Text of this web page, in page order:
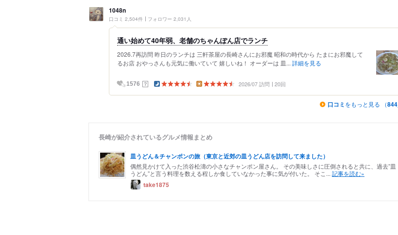
1048n
口コミ 2,504件 フォロワー 2,031人
通い始めて40年弱、老舗のちゃんぽん店でランチ
2026.7再訪問 昨日のランチは 三軒茶屋の長崎さんにお邪魔 昭和の時代から たまにお邪魔して
るお店 おやっさんも元気に働いていて 嬉しいね！ オーダーは 皿... 詳細を見る
1576 ？ 2026/07 訪問 20回
口コミ をもっと見る （844
長崎が紹介されているグルメ情報まとめ
皿うどん＆チャンポンの旅（東京と近郊の皿うどん店を訪問して来ました）
偶然見かけて入った渋谷松濤の小さなチャンポン屋さん。 その美味しさに圧倒されると共に、過去”皿
うどん”と言う料理を数える程しか食していなかった事に気が付いた。 そこ... 記事を読む»
take1875